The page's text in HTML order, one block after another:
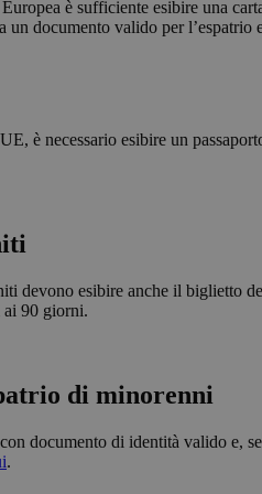
è sufficiente esibire una
un documento valido per
è necessario esibire un
devono esibire anche il biglietto
ai 90 giorni.
di minorenni
documento di identità valido e,
.
I cookie
dell'account. Il sito